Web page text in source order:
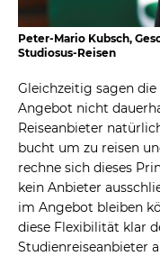
Peter-Mario Kubsch,
Studiosus-Reisen
Gleichzeitig sagen
Angebot nicht
Reiseanbieter
bucht um zu reisen
rechne sich dieses
kein Anbieter
im Angebot bleiben
diese Flexibilität klar
Studienreiseanbieter